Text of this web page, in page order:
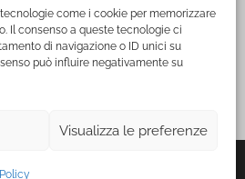
come i cookie per memorizzare
Il consenso a queste tecnologie ci
di navigazione o ID unici su
può influire negativamente su
Visualizza le preferenze
www.vente-privee.com
s medical YNOT zooplus ZSonic